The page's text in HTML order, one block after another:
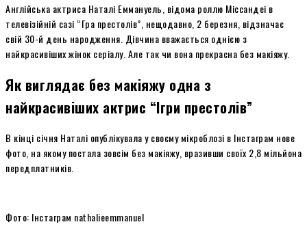
Англійська актриса Наталі Еммануель, відома роллю Міссандеі в
телевізійній сазі “Гра престолів”, нещодавно, 2 березня, відзначає
свій 30-й день народження. Дівчина вважається однією з
найкрасивіших жінок серіалу. Але так чи вона прекрасна без макіяжу.
Як виглядає без макіяжу одна з
найкрасивіших актрис “Ігри престолів”
В кінці січня Наталі опублікувала у своєму мікроблозі в Інстаграм нове
фото, на якому постала зовсім без макіяжу, вразивши своїх 2,8 мільйона
передплатників.
Фото: Інстаграм nathalieemmanuel